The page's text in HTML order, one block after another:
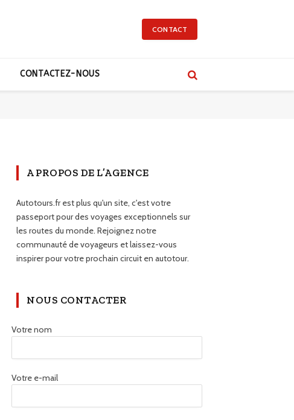
CONTACT
CONTACTEZ-NOUS
A PROPOS DE L’AGENCE
Autotours.fr est plus qu'un site, c'est votre
passeport pour des voyages exceptionnels sur
les routes du monde. Rejoignez notre
communauté de voyageurs et laissez-vous
inspirer pour votre prochain circuit en autotour.
NOUS CONTACTER
Votre nom
Votre e-mail